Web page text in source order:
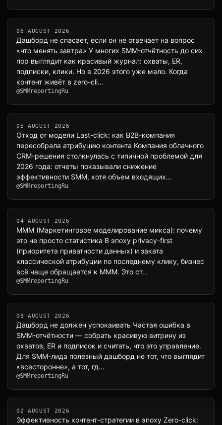
06 AUGUST 2026
Дашборд не спасает, если он не отвечает на вопрос
«что менять завтра» У многих SMM-отчётность до сих
пор выглядит как красивый журнал: охваты, ER,
подписки, клики. Но в 2026 этого уже мало. Когда
контент живёт в zero-cli…
@SMMreportingRu
05 AUGUST 2026
Отход от модели Last-click: как B2B-компания
пересобрала атрибуцию контента Компания облачного
CRM-решения столкнулась с типичной проблемой для
2026 года: отчеты показывали снижение
эффективности SMM, хотя объем входящих…
@SMMreportingRu
04 AUGUST 2026
MMM (Маркетинговое моделирование микса): почему
это не просто статистика В эпоху privacy-first
(приоритета приватности данных) и заката
классической атрибуции по последнему клику, бизнес
всё чаще обращается к MMM. Это ст…
@SMMreportingRu
03 AUGUST 2026
Дашборд не должен успокаивать Частая ошибка в
SMM-отчётности — собрать красивую витрину из
охватов, ER и подписок и считать, что это управление.
Для SMM-лида полезный дашборд не тот, что выглядит
«всесторонне», а тот, гд…
@SMMreportingRu
02 AUGUST 2026
Эффективность контент-стратегии в эпоху Zero-click: